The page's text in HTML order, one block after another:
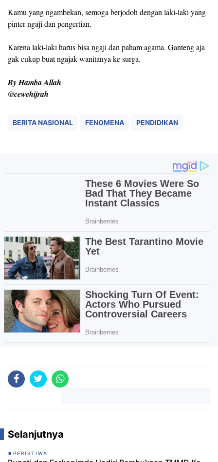
Kamu yang ngambekan, semoga berjodoh dengan laki-laki yang
pinter ngaji dan pengertian.
Karena laki-laki harus bisa ngaji dan paham agama. Ganteng aja
gak cukup buat ngajak wanitanya ke surga.
By Hamba Allah
@cewehijrah
BERITA NASIONAL FENOMENA PENDIDIKAN
Selanjutnya
PERISTIWA